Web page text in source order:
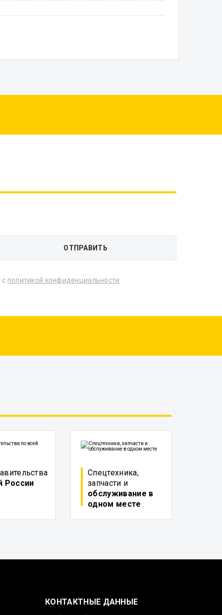
с политикой конфиденциальности
России
Спецтехника,
запчасти и
обслуживание в
одном месте
КОНТАКТНЫЕ ДАННЫЕ